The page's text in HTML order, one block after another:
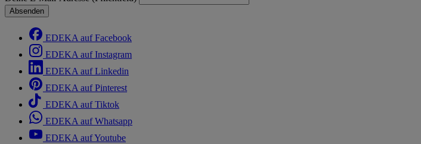
Absenden
EDEKA auf Facebook
EDEKA auf Instagram
EDEKA auf Linkedin
EDEKA auf Pinterest
EDEKA auf Tiktok
EDEKA auf Whatsapp
EDEKA auf Youtube